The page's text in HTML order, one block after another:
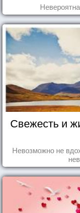
Свежесть и
Невозможно не